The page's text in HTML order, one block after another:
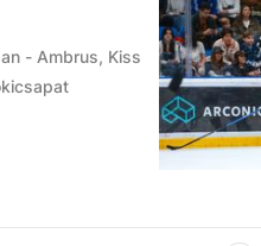
- Ambrus, Kiss